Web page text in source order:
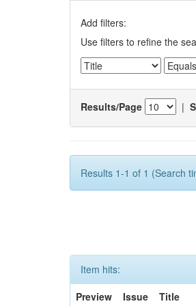
Add filters:
Use filters to refine the
Results/Page |
Results 1-1 of 1 (Search
Item hits:
Preview
Issue
Title